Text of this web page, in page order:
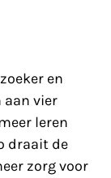
en
aan vier
leren
draait de
zorg voor